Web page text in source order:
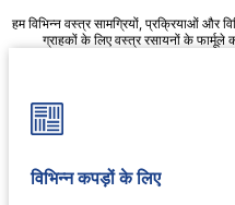
हम विभिन्न वस्त्र सामग्रियों, प्रक्रियाओं और
ग्राहकों के लिए वस्त्र रसायनों के
विभिन्न कपड़ों के लिए